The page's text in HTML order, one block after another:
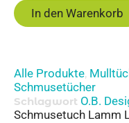
In den Warenkorb
Alle Produkte,
Schmusetücher
Schlagwort O.B.
Schmusetuch Lamm